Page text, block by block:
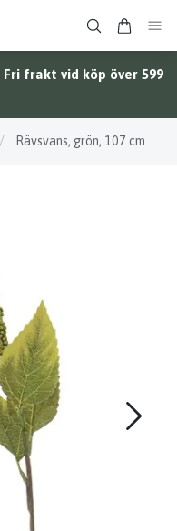
frakt vid köp över 599
/ Rävsvans, grön, 107 cm